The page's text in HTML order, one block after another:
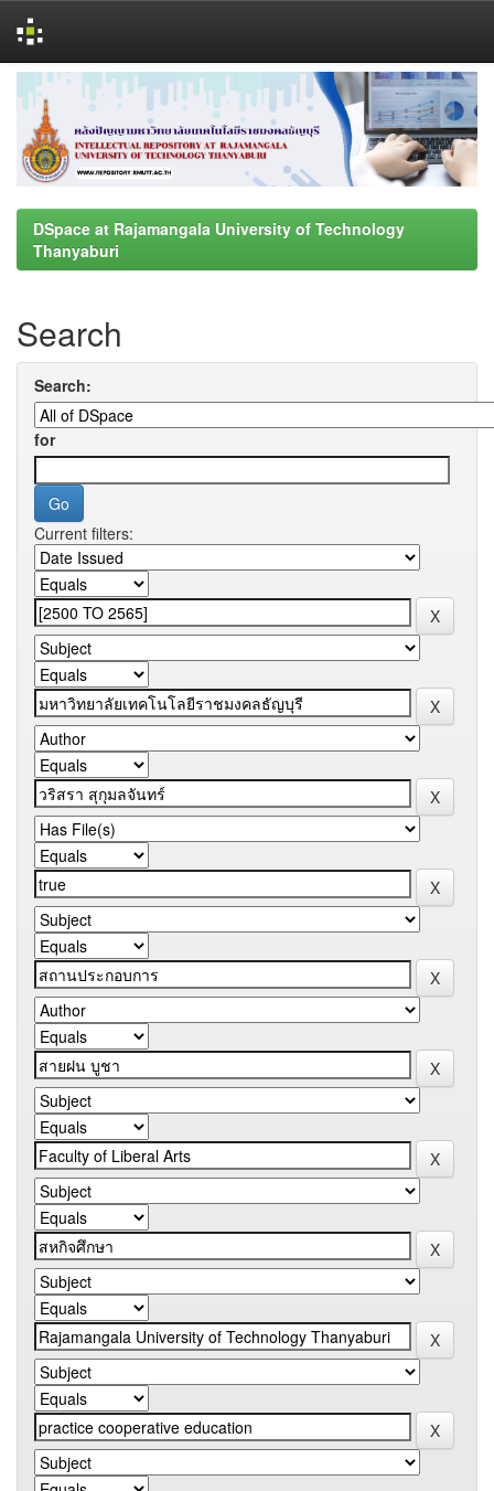
navigation
DSpace at Rajamangala University of Technology
Thanyaburi
Search
Search:
for
Current filters: